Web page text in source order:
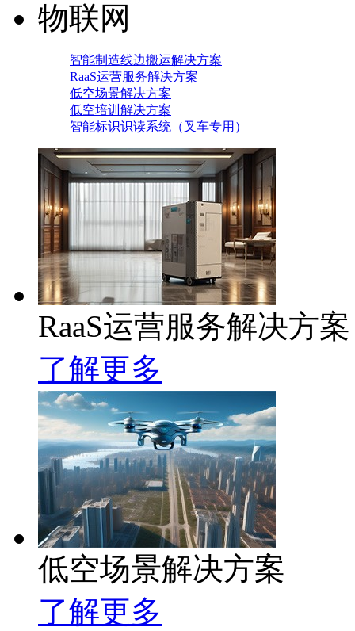
物联网
智能制造线边搬运解决方案
RaaS运营服务解决方案
低空场景解决方案
低空培训解决方案
智能标识识读系统（叉车专用）
RaaS运营服务解决方案
了解更多
低空场景解决方案
了解更多